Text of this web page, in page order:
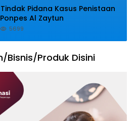
Pidana Kasus Penistaan
Al Zaytun
5699
Bisnis/Produk Disini